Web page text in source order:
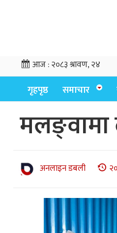
आज :२०८३ श्रावण, २४
गृहपृष्ठ समाचार
मलङ्वामा
अनलाइन डबली